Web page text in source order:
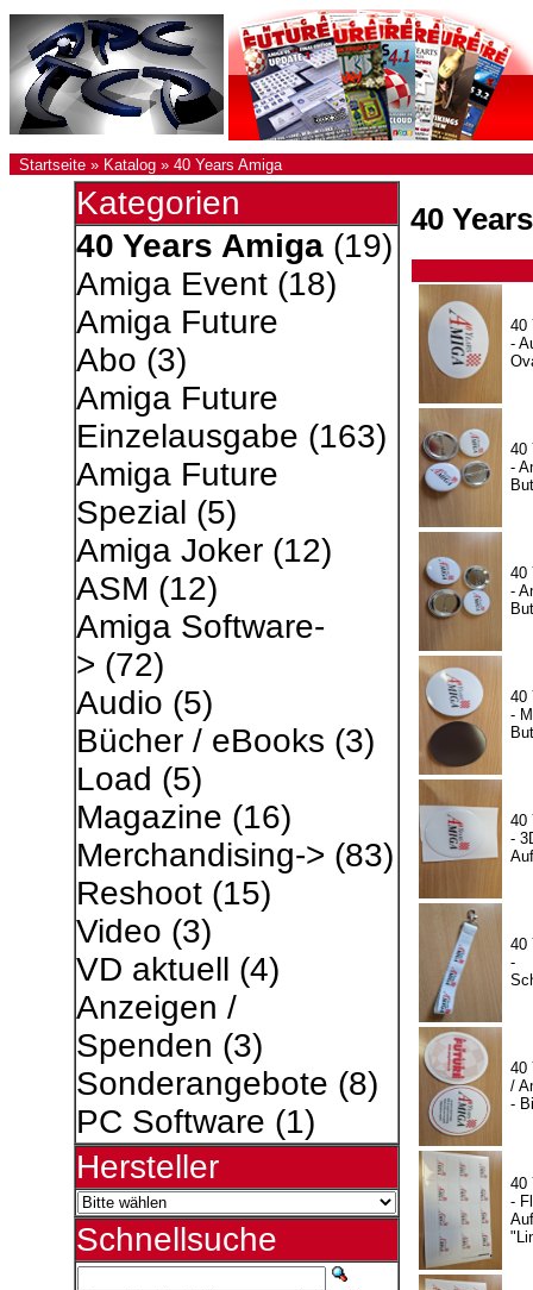
Startseite » Katalog » 40 Years Amiga
Kategorien
40 Years Amiga (19)
Amiga Event (18)
Amiga Future
Abo (3)
Amiga Future
Einzelausgabe (163)
Amiga Future
Spezial (5)
Amiga Joker (12)
ASM (12)
Amiga Software-
> (72)
Audio (5)
Bücher / eBooks (3)
Load (5)
Magazine (16)
Merchandising-> (83)
Reshoot (15)
Video (3)
VD aktuell (4)
Anzeigen /
Spenden (3)
Sonderangebote (8)
PC Software (1)
Hersteller
Schnellsuche
40
40
-
40
-
40
-
40
-
40
-
40
-
40
/
-
40
-